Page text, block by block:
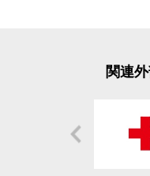
関連